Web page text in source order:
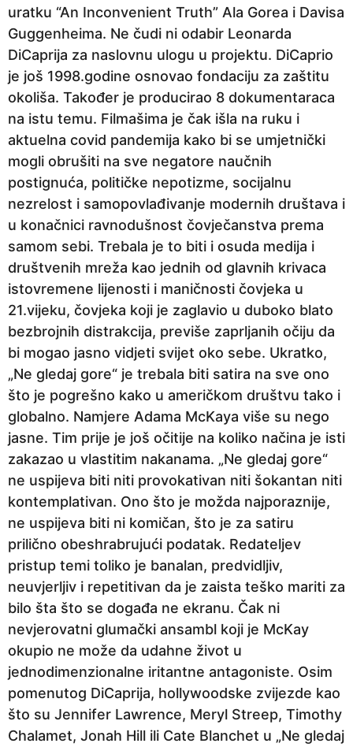
uratku “An Inconvenient Truth” Ala Gorea i Davisa
Guggenheima. Ne čudi ni odabir Leonarda
DiCaprija za naslovnu ulogu u projektu. DiCaprio
je još 1998.godine osnovao fondaciju za zaštitu
okoliša. Također je producirao 8 dokumentaraca
na istu temu. Filmašima je čak išla na ruku i
aktuelna covid pandemija kako bi se umjetnički
mogli obrušiti na sve negatore naučnih
postignuća, političke nepotizme, socijalnu
nezrelost i samopovlađivanje modernih društava i
u konačnici ravnodušnost čovječanstva prema
samom sebi. Trebala je to biti i osuda medija i
društvenih mreža kao jednih od glavnih krivaca
istovremene lijenosti i maničnosti čovjeka u
21.vijeku, čovjeka koji je zaglavio u duboko blato
bezbrojnih distrakcija, previše zaprljanih očiju da
bi mogao jasno vidjeti svijet oko sebe. Ukratko,
„Ne gledaj gore“ je trebala biti satira na sve ono
što je pogrešno kako u američkom društvu tako i
globalno. Namjere Adama McKaya više su nego
jasne. Tim prije je još očitije na koliko načina je isti
zakazao u vlastitim nakanama. „Ne gledaj gore“
ne uspijeva biti niti provokativan niti šokantan niti
kontemplativan. Ono što je možda najporaznije,
ne uspijeva biti ni komičan, što je za satiru
prilično obeshrabrujući podatak. Redateljev
pristup temi toliko je banalan, predvidljiv,
neuvjerljiv i repetitivan da je zaista teško mariti za
bilo šta što se događa ne ekranu. Čak ni
nevjerovatni glumački ansambl koji je McKay
okupio ne može da udahne život u
jednodimenzionalne iritantne antagoniste. Osim
pomenutog DiCaprija, hollywoodske zvijezde kao
što su Jennifer Lawrence, Meryl Streep, Timothy
Chalamet, Jonah Hill ili Cate Blanchet u „Ne gledaj